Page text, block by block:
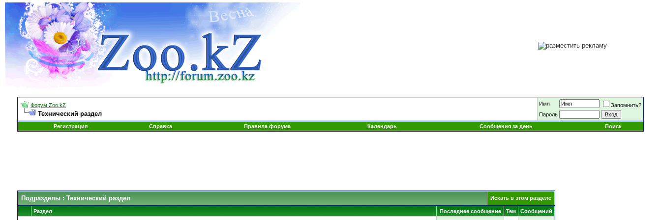
Форум Zoo.kZ
Технический раздел
Имя
Запомнить?
Пароль
Регистрация
Справка Правила форума Календарь Сообщения за день Поиск
Подразделы : Технический раздел Искать в этом разделе
Раздел Последнее сообщение Тем Сообщений